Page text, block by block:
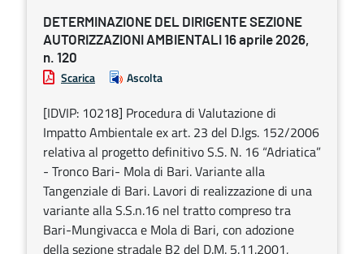
DETERMINAZIONE DEL DIRIGENTE SEZIONE
AUTORIZZAZIONI AMBIENTALI 16 aprile 2026,
n. 120
Scarica Ascolta
[IDVIP: 10218] Procedura di Valutazione di
Impatto Ambientale ex art. 23 del D.lgs. 152/2006
relativa al progetto definitivo S.S. N. 16 “Adriatica”
- Tronco Bari- Mola di Bari. Variante alla
Tangenziale di Bari. Lavori di realizzazione di una
variante alla S.S.n.16 nel tratto compreso tra
Bari-Mungivacca e Mola di Bari, con adozione
della sezione stradale B2 del D.M. 5.11.2001,